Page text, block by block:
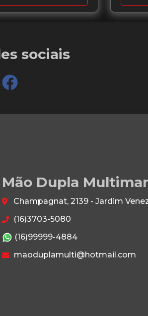
sociais
Mão Dupla
Champagnat, 2139 - Jardim
(16)3703-5080
(16)99999-4884
maoduplamulti@hotmail.com